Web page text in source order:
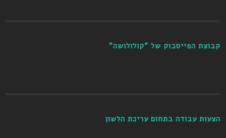
קבוצת הפייסבוק של "קולולושה"
הצעות עבודה בתחום עריכת הלשון